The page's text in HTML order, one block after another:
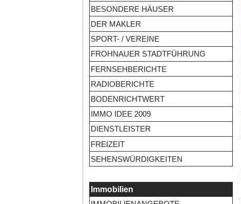
BESONDERE HÄUSER
DER MAKLER
SPORT- / VEREINE
FROHNAUER STADTFÜHRUNG
FERNSEHBERICHTE
RADIOBERICHTE
BODENRICHTWERT
IMMO IDEE 2009
DIENSTLEISTER
FREIZEIT
SEHENSWÜRDIGKEITEN
Immobilien